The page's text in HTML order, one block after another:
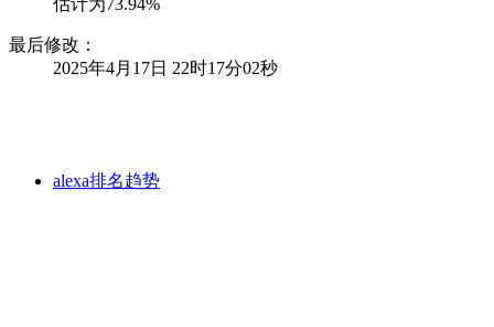
最后修改：
2025年4月17日 22时17分02秒
alexa排名趋势